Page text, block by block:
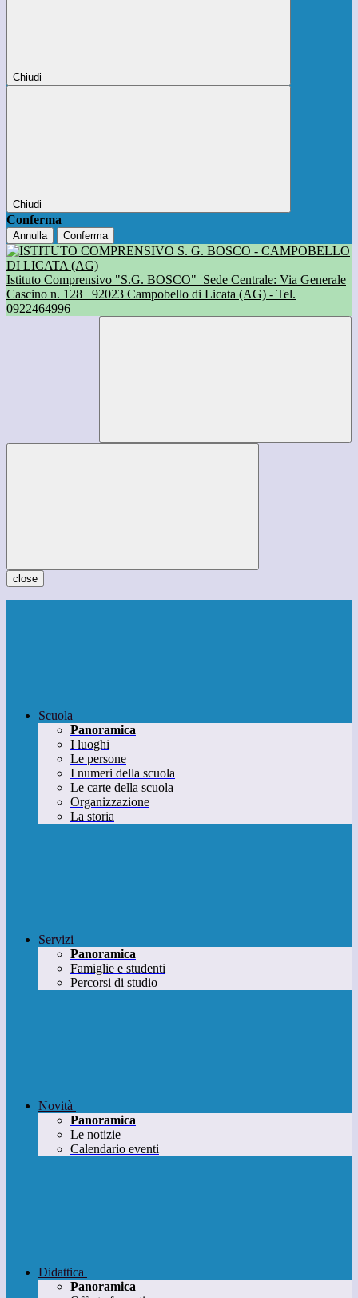
Chiudi
Chiudi
Conferma
Annulla Conferma
Istituto Comprensivo "S.G. BOSCO" Sede Centrale: Via Generale
Cascino n. 128
92023 Campobello di Licata (AG) - Tel.
0922464996
close
Scuola
Panoramica
I luoghi
Le persone
I numeri della scuola
Le carte della scuola
Organizzazione
La storia
Servizi
Panoramica
Famiglie e studenti
Percorsi di studio
Novità
Panoramica
Le notizie
Calendario eventi
Didattica
Panoramica